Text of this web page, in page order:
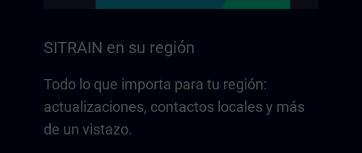
SITRAIN en su región
Todo lo que importa para tu región:
actualizaciones, contactos locales y más
de un vistazo.